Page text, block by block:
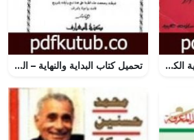
تحميل كتاب الثورة السورية الكبرى 1925-1927 على ضوء وثائق لم تنشر PDF تأليف سلامة عبيد مجانا [كامل] تحميل كتاب البداية والنهاية – الجزء الثاني عشر PDF تأليف ابن كثير مجانا [كامل]